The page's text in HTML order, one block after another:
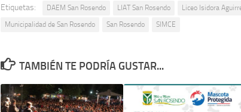
Etiquetas: DAEM San Rosendo LIAT San Rosendo
Liceo Isidora
Municipalidad de San Rosendo
San Rosendo SIMCE
TAMBIÉN TE PODRÍA GUSTAR...